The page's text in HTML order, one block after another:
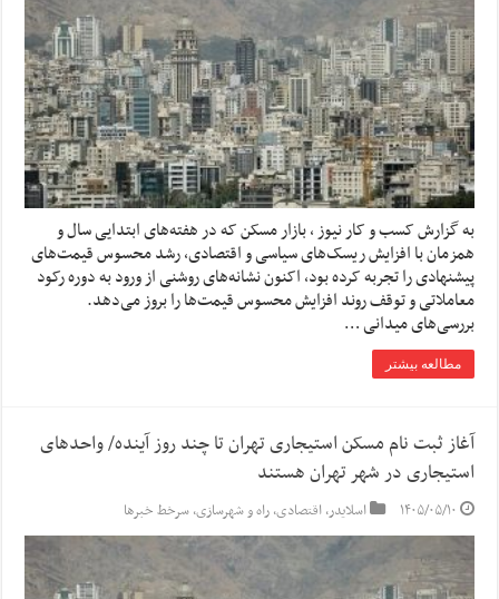
به گزارش کسب و کار نیوز ، بازار مسکن که در هفته‌های ابتدایی سال و
همزمان با افزایش ریسک‌های سیاسی و اقتصادی، رشد محسوس قیمت‌های
پیشنهادی را تجربه کرده بود، اکنون نشانه‌های روشنی از ورود به دوره رکود
معاملاتی و توقف روند افزایش محسوس قیمت‌ها را بروز می‌دهد.
بررسی‌های میدانی …
مطالعه بیشتر
آغاز ثبت نام مسکن استیجاری تهران تا چند روز آینده/ واحدهای
استیجاری در شهر تهران هستند
۱۴۰۵/۰۵/۱۰ اسلایدر,اقتصادی,راه و شهرسازی,سرخط خبرها